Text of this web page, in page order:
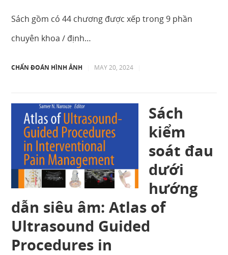
Sách gồm có 44 chương được xếp trong 9 phần
chuyên khoa / định…
CHẨN ĐOÁN HÌNH ẢNH MAY 20, 2024
Sách
kiểm
soát đau
dưới
hướng
dẫn siêu âm: Atlas of
Ultrasound Guided
Procedures in